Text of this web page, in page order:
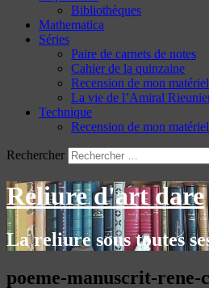
Bibliothèques
Mathematica
Séries
Paire de carnets de notes
Cahier de la quinzaine
Recension de mon matériel
La vie de l’Amiral
Technique
Recension de mon matériel
Rechercher
Reliure d'art dare
La reliure sous toutes
poeme-manuscrit-